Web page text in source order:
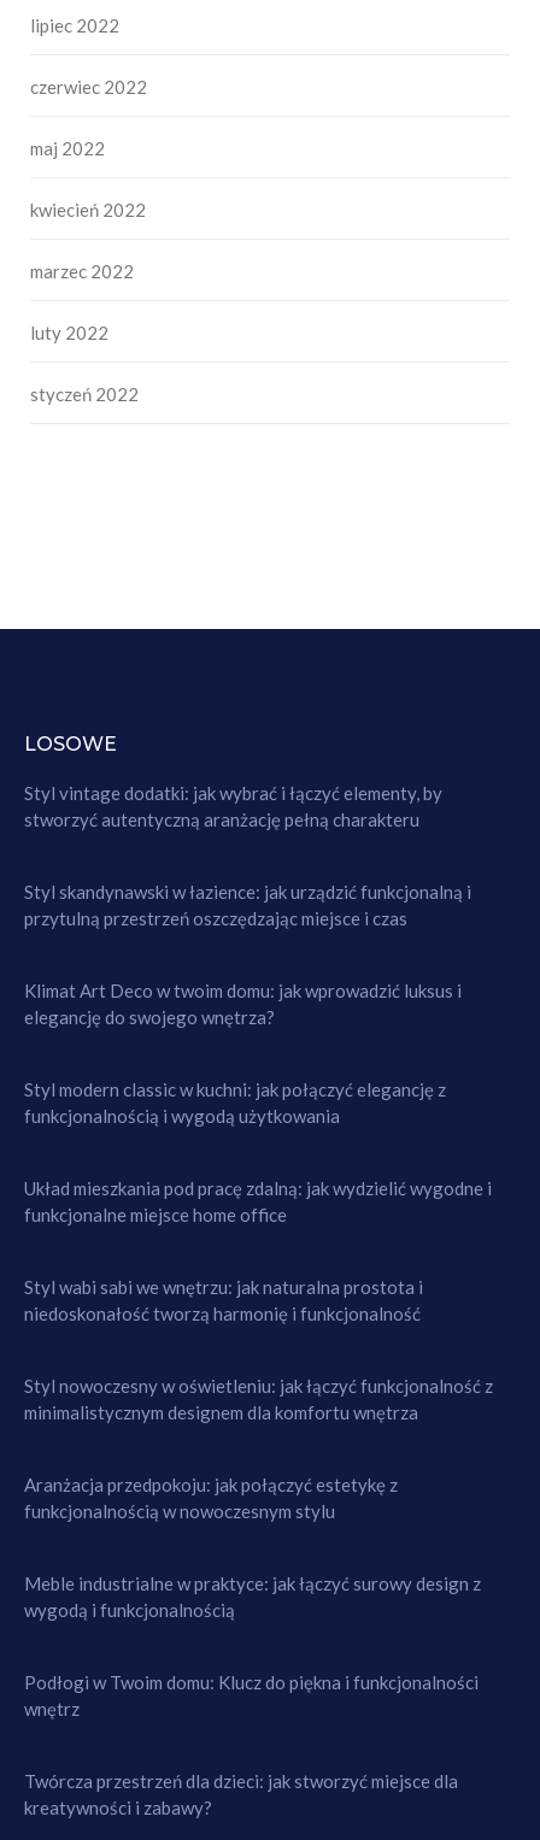
lipiec 2022
czerwiec 2022
maj 2022
kwiecień 2022
marzec 2022
luty 2022
styczeń 2022
LOSOWE
Styl vintage dodatki: jak wybrać i łączyć elementy, by
stworzyć autentyczną aranżację pełną charakteru
Styl skandynawski w łazience: jak urządzić funkcjonalną i
przytulną przestrzeń oszczędzając miejsce i czas
Klimat Art Deco w twoim domu: jak wprowadzić luksus i
elegancję do swojego wnętrza?
Styl modern classic w kuchni: jak połączyć elegancję z
funkcjonalnością i wygodą użytkowania
Układ mieszkania pod pracę zdalną: jak wydzielić wygodne i
funkcjonalne miejsce home office
Styl wabi sabi we wnętrzu: jak naturalna prostota i
niedoskonałość tworzą harmonię i funkcjonalność
Styl nowoczesny w oświetleniu: jak łączyć funkcjonalność z
minimalistycznym designem dla komfortu wnętrza
Aranżacja przedpokoju: jak połączyć estetykę z
funkcjonalnością w nowoczesnym stylu
Meble industrialne w praktyce: jak łączyć surowy design z
wygodą i funkcjonalnością
Podłogi w Twoim domu: Klucz do piękna i funkcjonalności
wnętrz
Twórcza przestrzeń dla dzieci: jak stworzyć miejsce dla
kreatywności i zabawy?